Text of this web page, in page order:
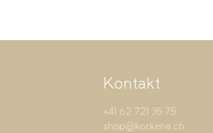
Kontakt
+41 62 721 35 75
shop@korkeria.ch